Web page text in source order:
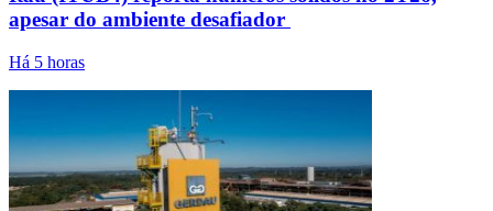
apesar do ambiente desafiador
Há 5 horas